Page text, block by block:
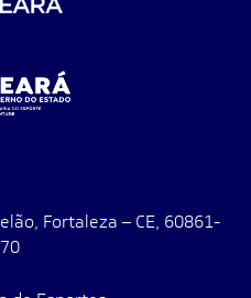
Fortaleza – CE, 60861-